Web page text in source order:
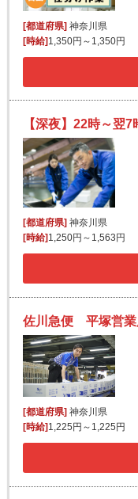
[都道府県]神奈川県
[時給]1,350円～1,350円
[都道府県] 神奈川県
[時給] 1,250円～1,563円
[都道府県] 神奈川県
[時給] 1,225円～1,225円